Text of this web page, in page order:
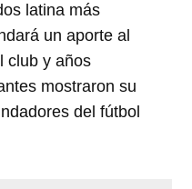
latina más
un aporte al
club y años
mostraron su
del fútbol